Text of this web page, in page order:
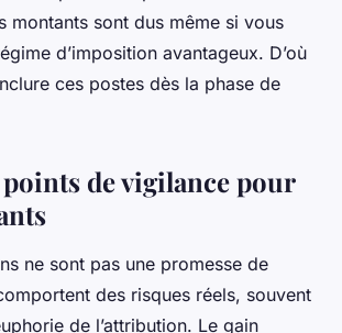
montants sont dus même si vous
d’imposition avantageux. D’où
ces postes dès la phase de
de vigilance pour
ne sont pas une promesse de
des risques réels, souvent
de l’attribution. Le gain